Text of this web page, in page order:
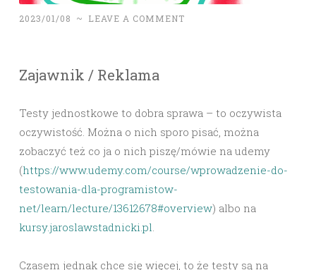
2023/01/08 ~ LEAVE A COMMENT
Zajawnik / Reklama
Testy jednostkowe to dobra sprawa – to oczywista
oczywistość. Można o nich sporo pisać, można
zobaczyć też co ja o nich piszę/mówie na udemy
(https://www.udemy.com/course/wprowadzenie-do-
testowania-dla-programistow-
net/learn/lecture/13612678#overview) albo na
kursy.jaroslawstadnicki.pl.
Czasem jednak chce się więcej, to że testy są na